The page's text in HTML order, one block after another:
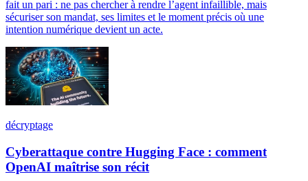
fait un pari : ne pas chercher à rendre l’agent infaillible, mais
sécuriser son mandat, ses limites et le moment précis où une
intention numérique devient un acte.
décryptage
Cyberattaque contre Hugging Face : comment
OpenAI maîtrise son récit